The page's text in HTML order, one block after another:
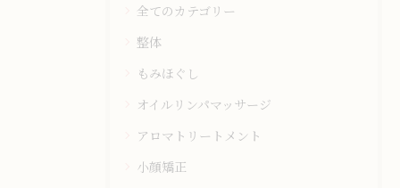
全てのカテゴリー
整体
もみほぐし
オイルリンパマッサージ
アロマトリートメント
小顔矯正